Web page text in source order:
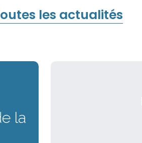
les actualités
la